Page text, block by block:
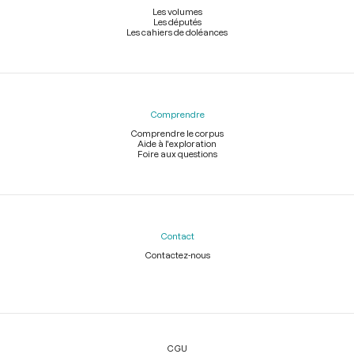
Les volumes
Les députés
Les cahiers de doléances
Comprendre
Comprendre le corpus
Aide à l'exploration
Foire aux questions
Contact
Contactez-nous
Légal
CGU